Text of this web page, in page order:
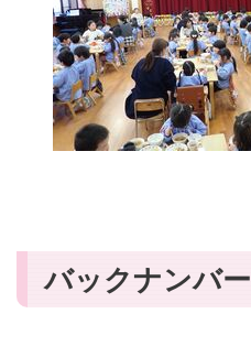
バックナンバー